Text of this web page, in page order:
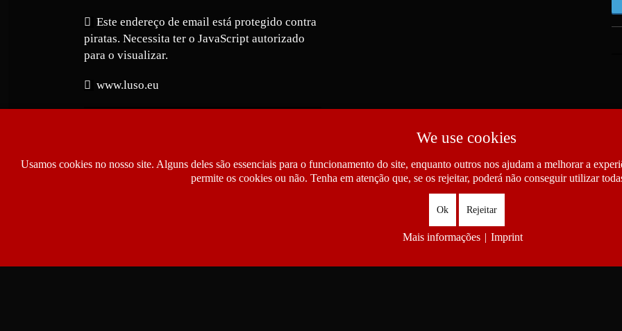
Este endereço de email está protegido contra
piratas. Necessita ter o JavaScript autorizado
para o visualizar.
www.luso.eu
Copyright © 2026 Luso.eu | Jornal Notícias das Comunidades Portuguesas. All Rights Reserved.
We use cookies
Usamos cookies no nosso site. Alguns deles são essenciais para o funcionamento do site, enquanto outros nos ajudam a melhorar a
permite os cookies ou não. Tenha em atenção que, se os rejeitar, poderá não conseguir utilizar
Ok Rejeitar
Mais informações | Imprint